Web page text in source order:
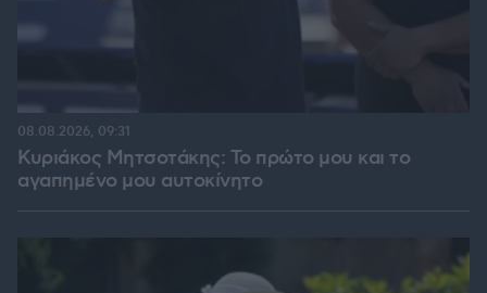
Κυριάκος Μητσοτάκης: Το πρώτο μου και το
αγαπημένο μου αυτοκίνητο
08.08.2026, 09:31